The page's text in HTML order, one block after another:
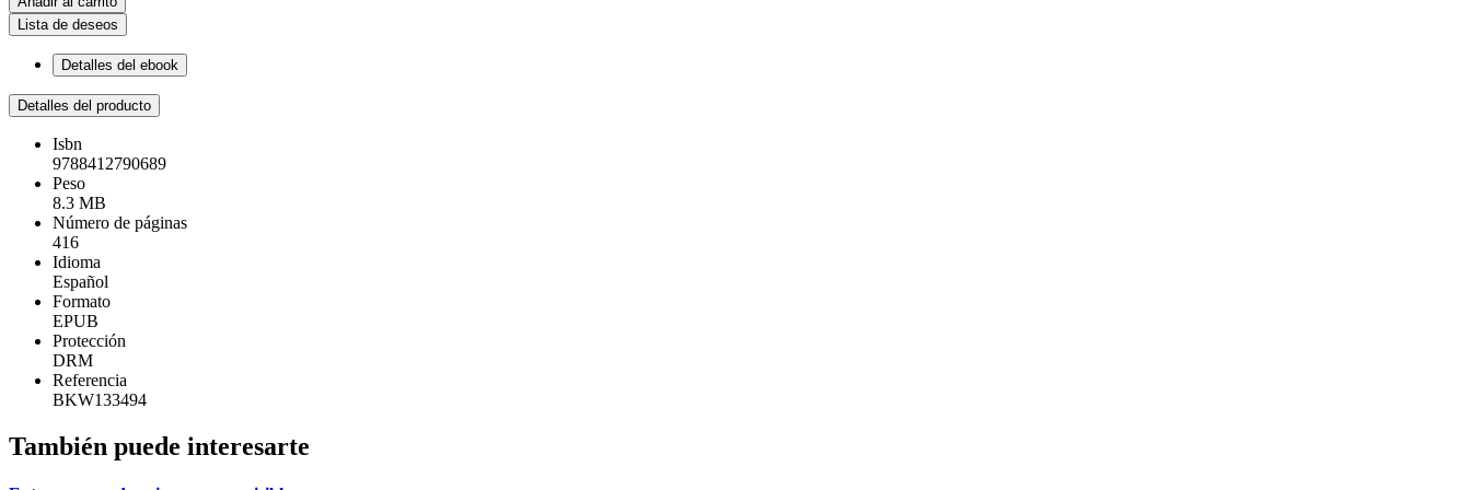
Lista de deseos
Detalles del ebook
Detalles del producto
Isbn
9788412790689
Peso
8.3 MB
Número de páginas
416
Idioma
Español
Formato
EPUB
Protección
DRM
Referencia
BKW133494
También puede interesarte